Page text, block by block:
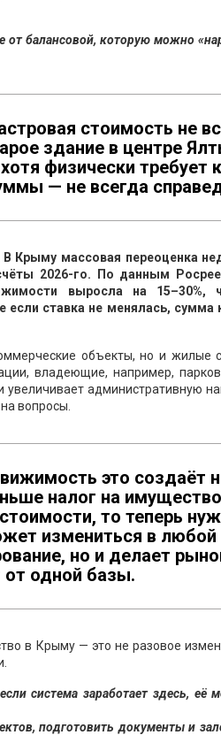
от балансовой, которую можно
стоимость не
здание в центре
физически требует
— не всегда
В Крыму массовая переоценка
2026-го. По данным
выросла на 15–30%,
если ставка не менялась, сумма
объекты, но и жилые
владеющие, например,
административную
вопросы.
это создаёт
налог на
то теперь
измениться в
но и делает
от одной базы.
в Крыму — это не разовое
если система заработает здесь,
подготовить документы и